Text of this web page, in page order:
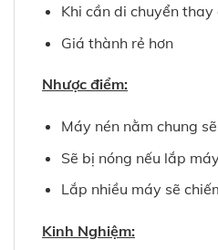
Khi cần di chuyển
Giá thành rẻ hơn
Nhược điểm:
Máy nén nằm chung
Sẽ bị nóng nếu lắp
Lắp nhiều máy sẽ
Kinh Nghiệm: